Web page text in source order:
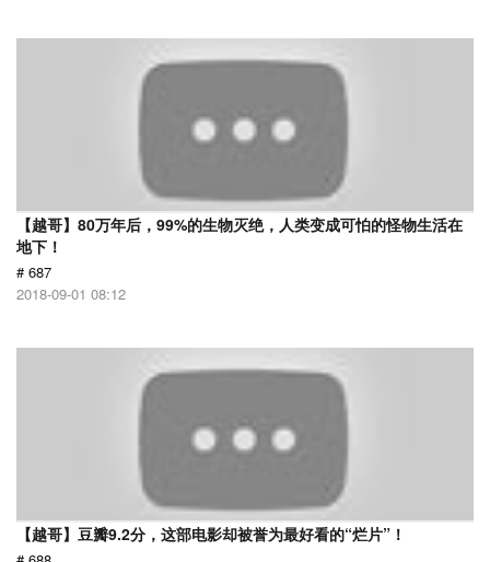
【越哥】80万年后，99%的生物灭绝，人类变成可怕的怪物生活在
地下！
# 687
2018-09-01 08:12
【越哥】豆瓣9.2分，这部电影却被誉为最好看的“烂片”！